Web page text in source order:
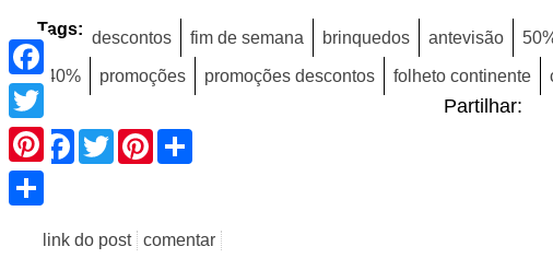
Tags: descontos fim de semana brinquedos antevisão
40%
promoções promoções descontos folheto continente
Partilhar:
Facebook
TwitterPinterest
Share
link do post comentar
Facebook
Pinterest